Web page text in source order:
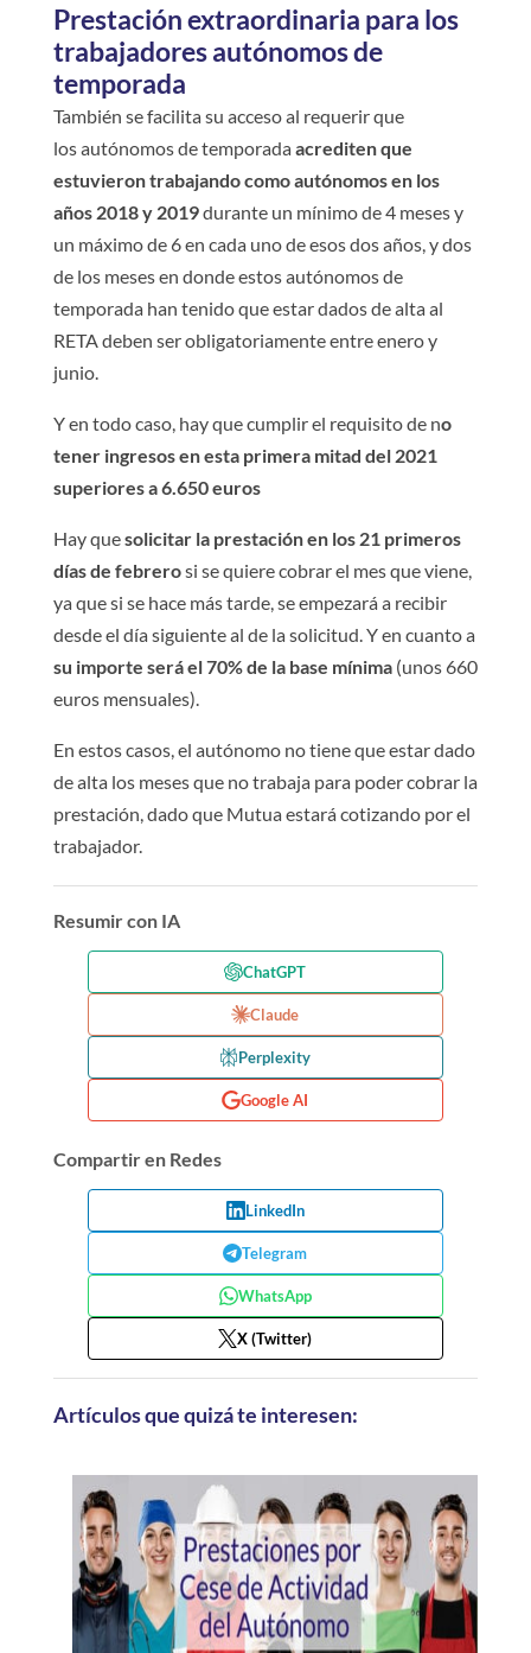
Prestación extraordinaria para los
trabajadores autónomos de
temporada
También se facilita su acceso al requerir que
los autónomos de temporadaacrediten que
estuvieron trabajando como autónomos en los
años 2018 y 2019durante un mínimo de 4 meses y
un máximo de 6 en cada uno de esos dos años, y dos
de los meses en donde estos autónomos de
temporada han tenido que estar dados de alta al
RETA deben ser obligatoriamente entre enero y
junio.
Y en todo caso, hay que cumplir el requisito de no
tener ingresos en esta primera mitad del 2021
superiores a 6.650 euros
Hay quesolicitar la prestación en los 21 primeros
días de febrerosi se quiere cobrar el mes que viene,
ya que si se hace más tarde, se empezará a recibir
desde el día siguiente al de la solicitud. Y en cuanto a
su importe será el 70% de la base mínima(unos 660
euros mensuales).
En estos casos, el autónomo no tiene que estar dado
de alta los meses que no trabaja para poder cobrar la
prestación, dado que Mutua estará cotizando por el
trabajador.
Resumir con IA
ChatGPT
Claude
Perplexity
Google AI
Compartir en Redes
LinkedIn
Telegram
WhatsApp
X (Twitter)
Artículos que quizá te interesen: